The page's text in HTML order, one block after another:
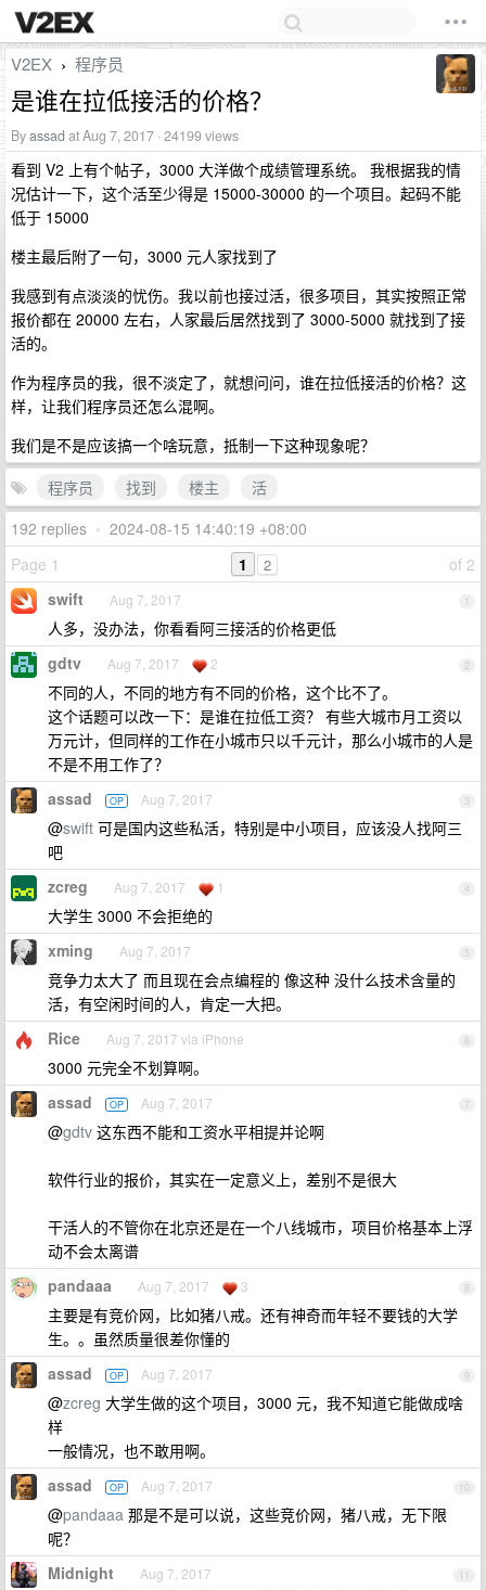
V2EX › 程序员
是谁在拉低接活的价格？
Byassad at Aug 7, 2017 · 24199 views
看到 V2 上有个帖子，3000 大洋做个成绩管理系统。 我根据我的情
况估计一下，这个活至少得是 15000-30000 的一个项目。起码不能
低于 15000
楼主最后附了一句，3000 元人家找到了
我感到有点淡淡的忧伤。我以前也接过活，很多项目，其实按照正常
报价都在 20000 左右，人家最后居然找到了 3000-5000 就找到了接
活的。
作为程序员的我，很不淡定了，就想问问，谁在拉低接活的价格？这
样，让我们程序员还怎么混啊。
我们是不是应该搞一个啥玩意，抵制一下这种现象呢？
程序员
找到 楼主
活
192 replies • 2024-08-15 14:40:19 +08:00
Page 1
of 2
1 2
1
swift Aug 7, 2017
人多，没办法，你看看阿三接活的价格更低
2
gdtv Aug 7, 2017 2
不同的人，不同的地方有不同的价格，这个比不了。
这个话题可以改一下：是谁在拉低工资？ 有些大城市月工资以
万元计，但同样的工作在小城市只以千元计，那么小城市的人是
不是不用工作了？
3
assad OP Aug 7, 2017
@swift 可是国内这些私活，特别是中小项目，应该没人找阿三
吧
4
zcreg Aug 7, 2017 1
大学生 3000 不会拒绝的
5
xming Aug 7, 2017
竞争力太大了 而且现在会点编程的 像这种 没什么技术含量的
活，有空闲时间的人，肯定一大把。
6
Rice Aug 7, 2017 via iPhone
3000 元完全不划算啊。
7
assad OP Aug 7, 2017
@gdtv 这东西不能和工资水平相提并论啊
软件行业的报价，其实在一定意义上，差别不是很大
干活人的不管你在北京还是在一个八线城市，项目价格基本上浮
动不会太离谱
8
pandaaa Aug 7, 2017 3
主要是有竞价网，比如猪八戒。还有神奇而年轻不要钱的大学
生。。虽然质量很差你懂的
9
assad OP Aug 7, 2017
@zcreg 大学生做的这个项目，3000 元，我不知道它能做成啥
样
一般情况，也不敢用啊。
10
assad OP Aug 7, 2017
@pandaaa 那是不是可以说，这些竞价网，猪八戒，无下限
呢？
11
Midnight Aug 7, 2017